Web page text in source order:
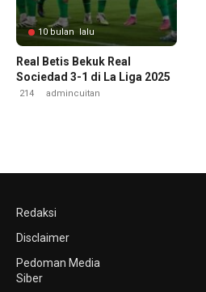
10 bulan lalu
Real Betis Bekuk Real
Sociedad 3-1 di La Liga 2025
214 admincuitan
Redaksi
Disclaimer
Pedoman Media
Siber